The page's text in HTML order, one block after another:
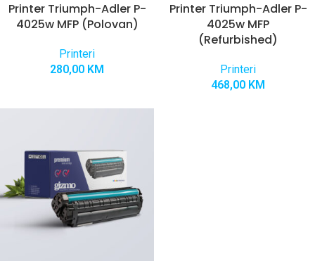
Printer Triumph-Adler P-
4025w MFP (Polovan)
Printeri
280,00 KM
Printer Triumph-Adler P-
4025w MFP
(Refurbished)
Printeri
468,00 KM